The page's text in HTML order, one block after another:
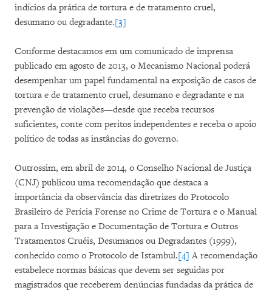
indícios da prática de tortura e de tratamento cruel,
desumano ou degradante.[3]
Conforme destacamos em um comunicado de imprensa
publicado em agosto de 2013, o Mecanismo Nacional poderá
desempenhar um papel fundamental na exposição de casos de
tortura e de tratamento cruel, desumano e degradante e na
prevenção de violações—desde que receba recursos
suficientes, conte com peritos independentes e receba o apoio
político de todas as instâncias do governo.
Outrossim, em abril de 2014, o Conselho Nacional de Justiça
(CNJ) publicou uma recomendação que destaca a
importância da observância das diretrizes do Protocolo
Brasileiro de Perícia Forense no Crime de Tortura e o Manual
para a Investigação e Documentação de Tortura e Outros
Tratamentos Cruéis, Desumanos ou Degradantes (1999),
conhecido como o Protocolo de Istambul.[4] A recomendação
estabelece normas básicas que devem ser seguidas por
magistrados que receberem denúncias fundadas da prática de